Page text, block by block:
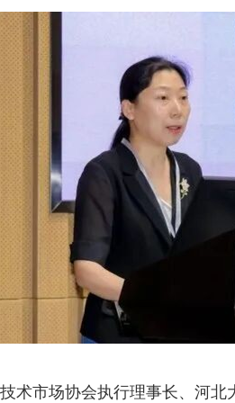
术市场协会执行理事长、河